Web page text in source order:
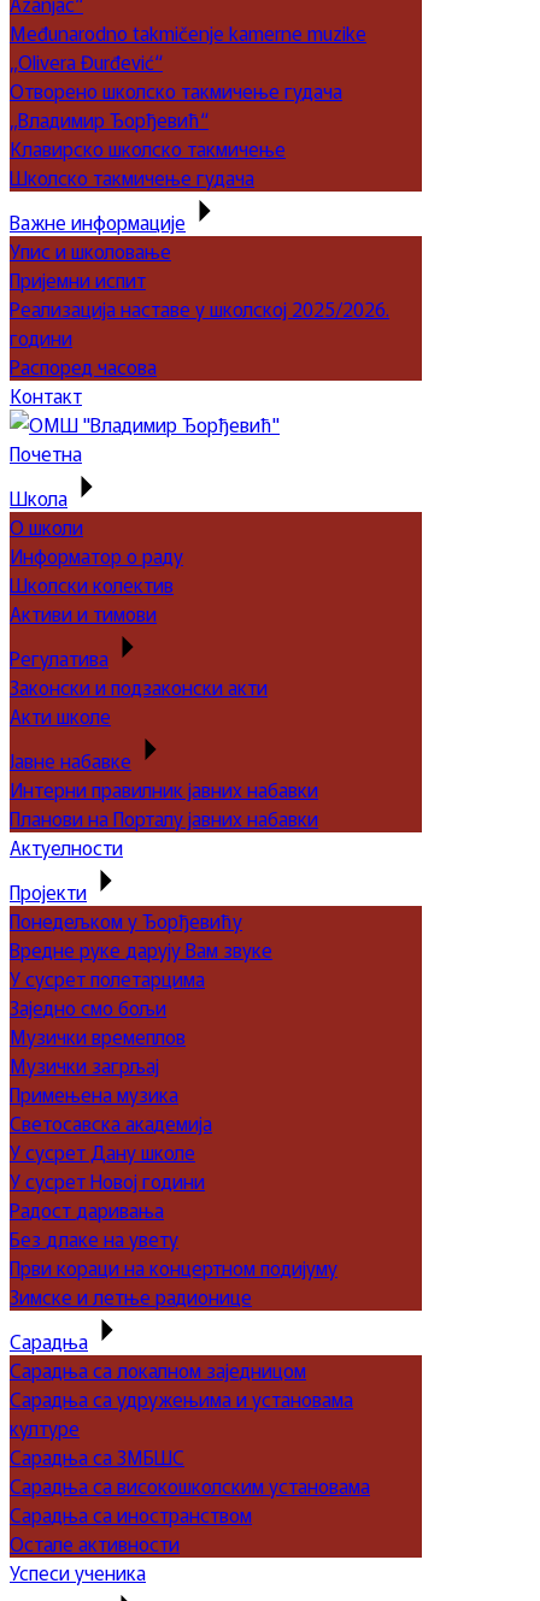
Međunarodno takmičenje kamerne muzike
„Olivera Đurđević“
Отворено школско такмичење гудача
„Владимир Ђорђевић“
Клавирско школско такмичење
Школско такмичење гудача
Важне информације
Упис и школовање
Пријемни испит
Реализација наставе у школској 2025/2026.
години
Распоред часова
Контакт
Почетна
Школа
О школи
Информатор о раду
Школски колектив
Активи и тимови
Регулатива
Законски и подзаконски акти
Акти школе
Јавне набавке
Интерни правилник јавних набавки
Планови на Порталу јавних набавки
Актуелности
Пројекти
Понедељком у Ђорђевићу
Вредне руке дарују Вам звуке
У сусрет полетарцима
Заједно смо бољи
Музички времеплов
Музички загрљај
Примењена музика
Светосавска академија
У сусрет Дану школе
У сусрет Новој години
Радост даривања
Без длаке на увету
Први кораци на концертном подијуму
Зимске и летње радионице
Сарадња
Сарадња са локалном заједницом
Сарадња са удружењима и установама
културе
Сарадња са ЗМБШС
Сарадња са високошколским установама
Сарадња са иностранством
Остале активности
Успеси ученика